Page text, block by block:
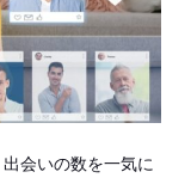
会いの数を一気に